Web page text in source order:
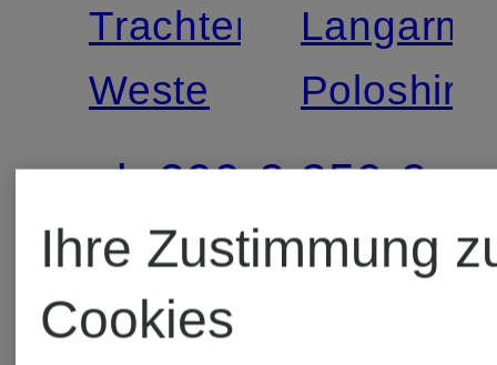
Trachten-
Weste
ab 299 €
Langarm-
Poloshirt
350 €
Ihre Zustimmung
Cookies